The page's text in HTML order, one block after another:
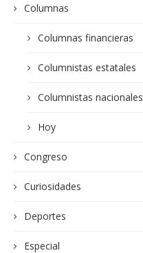
Columnas
Columnas financieras
Columnistas estatales
Columnistas nacionales
Hoy
Congreso
Curiosidades
Deportes
Especial